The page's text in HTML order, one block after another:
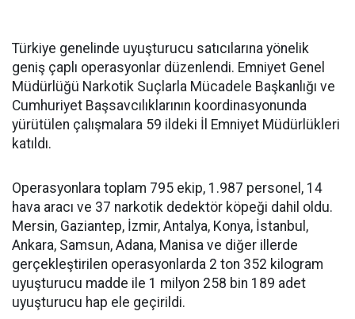
Türkiye genelinde uyuşturucu satıcılarına yönelik
geniş çaplı operasyonlar düzenlendi. Emniyet Genel
Müdürlüğü Narkotik Suçlarla Mücadele Başkanlığı ve
Cumhuriyet Başsavcılıklarının koordinasyonunda
yürütülen çalışmalara 59 ildeki İl Emniyet Müdürlükleri
katıldı.
Operasyonlara toplam 795 ekip, 1.987 personel, 14
hava aracı ve 37 narkotik dedektör köpeği dahil oldu.
Mersin, Gaziantep, İzmir, Antalya, Konya, İstanbul,
Ankara, Samsun, Adana, Manisa ve diğer illerde
gerçekleştirilen operasyonlarda 2 ton 352 kilogram
uyuşturucu madde ile 1 milyon 258 bin 189 adet
uyuşturucu hap ele geçirildi.